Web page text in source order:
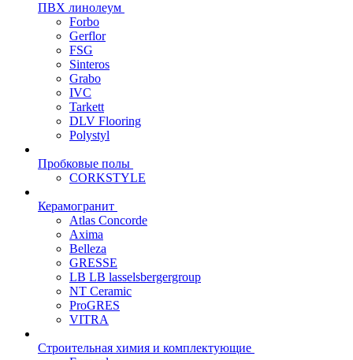
ПВХ линолеум
Forbo
Gerflor
FSG
Sinteros
Grabo
IVC
Tarkett
DLV Flooring
Polystyl
Пробковые полы
CORKSTYLE
Керамогранит
Atlas Concorde
Axima
Belleza
GRESSE
LB LB lasselsbergergroup
NT Ceramic
ProGRES
VITRA
Строительная химия и комплектующие